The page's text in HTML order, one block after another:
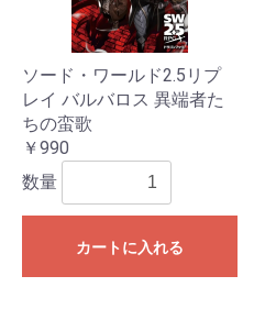
ソード・ワールド2.5リプ
レイ バルバロス 異端者た
ちの蛮歌
￥990
数量
カートに入れる